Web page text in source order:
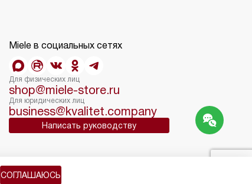
Miele в социальных сетях
Для физических лиц
shop@miele-store.ru
Для юридических лиц
business@kvalitet.company
Написать руководству
Карта сайта
СОГЛАШАЮСЬ